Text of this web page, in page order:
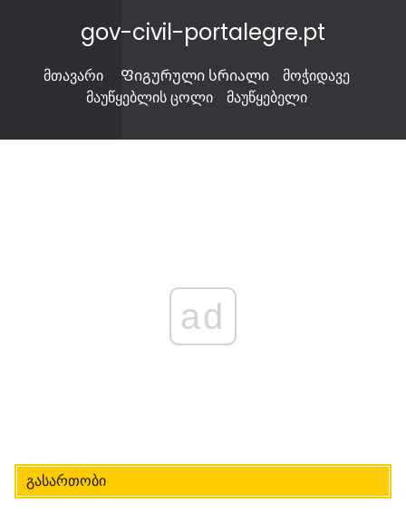
gov-civil-portalegre.pt
მთავარი Ფიგურული სრიალი
მოჭიდავე
მაუწყებლის ცოლი
მაუწყებელი
ad
გასართობი